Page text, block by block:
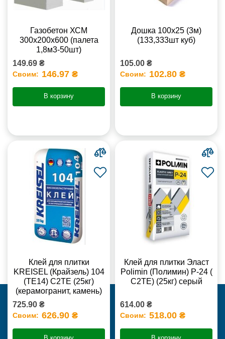
Газобетон ХСМ
300x200x600 (палета
1,8м3-50шт)
149.69 ₴
Своим: 146.97 ₴
В корзину
Дошка 100х25 (3м)
(133,333шт куб)
105.00 ₴
Своим: 102.80 ₴
В корзину
Клей для плитки
KREISEL (Крайзель) 104
(ТЕ14) С2TE (25кг)
(керамогранит, камень)
725.90 ₴
Своим: 626.90 ₴
Клей для плитки Эласт
Polimin (Полимин) Р-24 (
С2ТЕ) (25кг) серый
614.00 ₴
Своим: 518.00 ₴